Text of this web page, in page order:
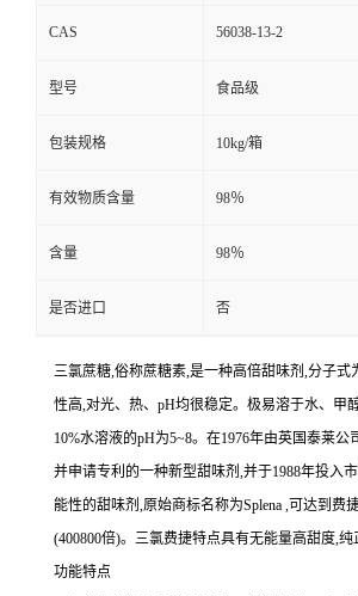
CAS 56038-13-2
型号 食品级
包装规格 10kg/箱
有效物质含量 98％
含量 98％
是否进口 否
三氯蔗糖,俗称蔗糖素,是一种高倍甜味剂,分子式
性高,对光、热、pH均很稳定。极易溶于水、甲
10%水溶液的pH为5~8。在1976年由英国泰莱公
并申请专利的一种新型甜味剂,并于1988年投入
能性的甜味剂,原始商标名称为Splena ,可达到费
(400800倍)。三氯费捷特点具有无能量高甜度,
功能特点